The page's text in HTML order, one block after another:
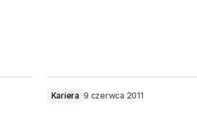
Kariera 9 czerwca 2011